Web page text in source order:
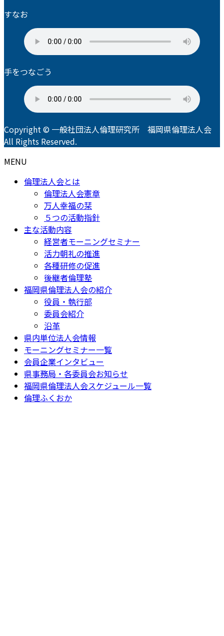
すなお
手をつなごう
Copyright © 一般社団法人倫理研究所 福岡県倫理法人会
All Rights Reserved.
MENU
倫理法人会とは
倫理法人会憲章
万人幸福の栞
５つの活動指針
主な活動内容
経営者モーニングセミナー
活力朝礼の推進
各種研修の促進
後継者倫理塾
福岡県倫理法人会の紹介
役員・執行部
委員会紹介
沿革
県内単位法人会情報
モーニングセミナー一覧
会員企業インタビュー
県事務局・各委員会お知らせ
福岡県倫理法人会スケジュール一覧
倫理ふくおか